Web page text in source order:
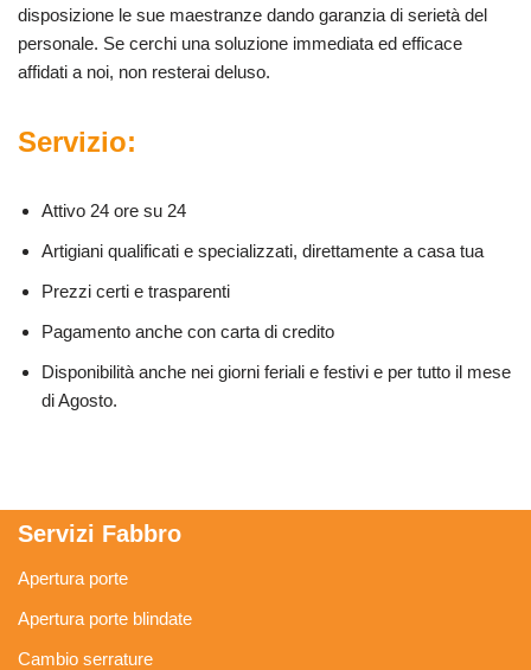
disposizione le sue maestranze dando garanzia di serietà del
personale. Se cerchi una soluzione immediata ed efficace
affidati a noi, non resterai deluso.
Servizio:
Attivo 24 ore su 24
Artigiani qualificati e specializzati, direttamente a casa tua
Prezzi certi e trasparenti
Pagamento anche con carta di credito
Disponibilità anche nei giorni feriali e festivi e per tutto il mese
di Agosto.
Servizi Fabbro
Apertura porte
Apertura porte blindate
Cambio serrature